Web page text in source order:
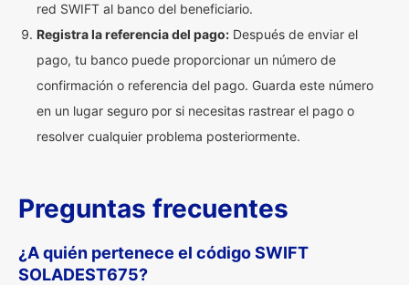
red SWIFT al banco del beneficiario.
Registra la referencia del pago: Después de enviar el
pago, tu banco puede proporcionar un número de
confirmación o referencia del pago. Guarda este número
en un lugar seguro por si necesitas rastrear el pago o
resolver cualquier problema posteriormente.
Preguntas frecuentes
¿A quién pertenece el código SWIFT
SOLADEST675?